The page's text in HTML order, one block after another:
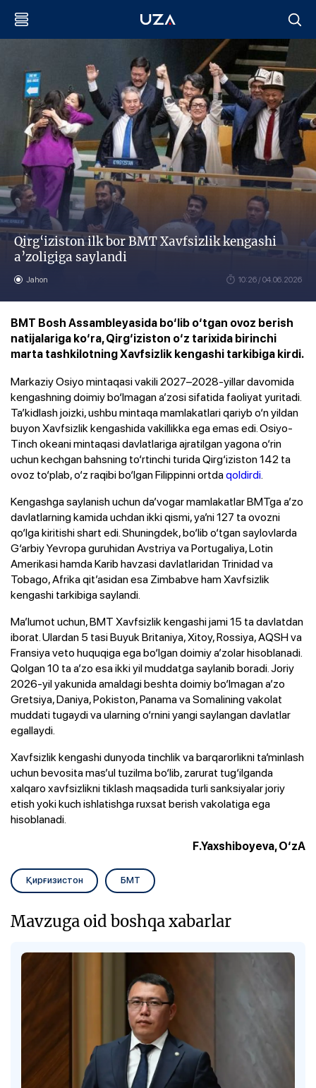
Qirg‘iziston ilk bor BMT Xavfsizlik kengashi
a’zoligiga saylandi
Jahon 10:26 / 04.06.2026
BMT Bosh Assambleyasida bo‘lib o‘tgan ovoz berish
natijalariga ko‘ra, Qirg‘iziston o‘z tarixida birinchi
marta tashkilotning Xavfsizlik kengashi tarkibiga kirdi.
Markaziy Osiyo mintaqasi vakili 2027–2028-yillar davomida
kengashning doimiy bo‘lmagan a’zosi sifatida faoliyat yuritadi.
Ta’kidlash joizki, ushbu mintaqa mamlakatlari qariyb o‘n yildan
buyon Xavfsizlik kengashida vakillikka ega emas edi. Osiyo-
Tinch okeani mintaqasi davlatlariga ajratilgan yagona o‘rin
uchun kechgan bahsning to‘rtinchi turida Qirg‘iziston 142 ta
ovoz to‘plab, o‘z raqibi bo‘lgan Filippinni ortdaqoldirdi.
Kengashga saylanish uchun da’vogar mamlakatlar BMTga a’zo
davlatlarning kamida uchdan ikki qismi, ya’ni 127 ta ovozni
qo‘lga kiritishi shart edi. Shuningdek, bo‘lib o‘tgan saylovlarda
G‘arbiy Yevropa guruhidan Avstriya va Portugaliya, Lotin
Amerikasi hamda Karib havzasi davlatlaridan Trinidad va
Tobago, Afrika qit’asidan esa Zimbabve ham Xavfsizlik
kengashi tarkibiga saylandi.
Ma’lumot uchun, BMT Xavfsizlik kengashi jami 15 ta davlatdan
iborat. Ulardan 5 tasi Buyuk Britaniya, Xitoy, Rossiya, AQSH va
Fransiya veto huquqiga ega bo‘lgan doimiy a’zolar hisoblanadi.
Qolgan 10 ta a’zo esa ikki yil muddatga saylanib boradi. Joriy
2026-yil yakunida amaldagi beshta doimiy bo‘lmagan a’zo
Gretsiya, Daniya, Pokiston, Panama va Somalining vakolat
muddati tugaydi va ularning o‘rnini yangi saylangan davlatlar
egallaydi.
Xavfsizlik kengashi dunyoda tinchlik va barqarorlikni ta’minlash
uchun bevosita mas’ul tuzilma bo‘lib, zarurat tug‘ilganda
xalqaro xavfsizlikni tiklash maqsadida turli sanksiyalar joriy
etish yoki kuch ishlatishga ruxsat berish vakolatiga ega
hisoblanadi.
F.Yaxshiboyeva, O‘zA
Қирғизистон БМТ
Mavzuga oid boshqa xabarlar